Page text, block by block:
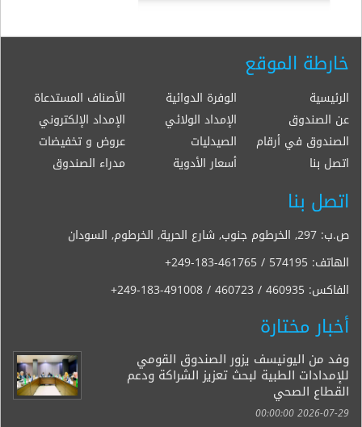
خارطة الموقع
الرئيسية الوفرة الدوائية
الأصناف المستدعاة
عن الصندوق
الإمداد الولائي
الإمداد الإلكتروني
الصندوق في أرقام
الصيدليات
عروض و تخفيضات
اتصل بنا
أسعار الأدوية مدراء الصندوق
اتصل بنا
ص.ب: 297, الخرطوم جنوب, شارع الحرية, الخرطوم, السودان
الهاتف: +249-183-461765 / 574195
الفاكس: +249-183-491008 / 460723 / 460935
أخبار مختارة
وفد من اليونيسف يزور الصندوق القومي
للإمدادات الطبية لبحث تعزيز الشراكة ودعم
القطاع الصحي
2026-07-29 00:00:00